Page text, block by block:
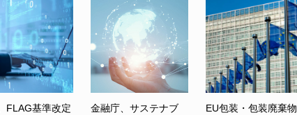
FLAG基準改定
金融庁、サステナブ
EU包装・包装廃棄物